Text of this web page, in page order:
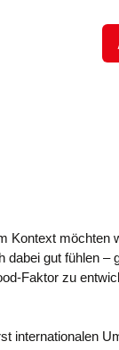
Kontext möchten
dabei gut fühlen –
Faktor zu
internationalen